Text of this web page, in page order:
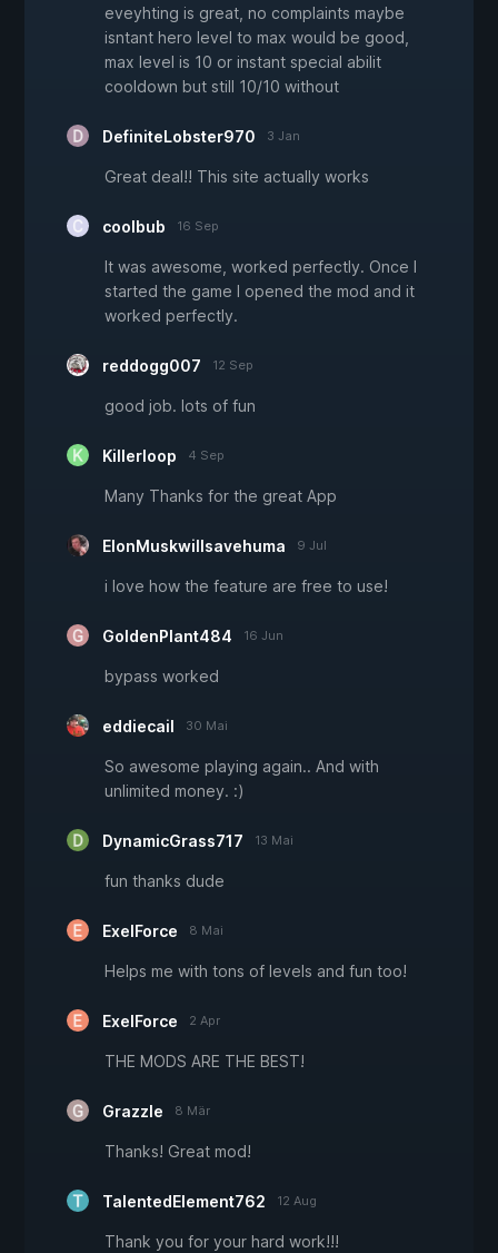
eveyhting is great, no complaints maybe
isntant hero level to max would be good,
max level is 10 or instant special abilit
cooldown but still 10/10 without
DefiniteLobster970 3 Jan
Great deal!! This site actually works
coolbub 16 Sep
It was awesome, worked perfectly. Once I
started the game I opened the mod and it
worked perfectly.
reddogg007 12 Sep
good job. lots of fun
Killerloop 4 Sep
Many Thanks for the great App
ElonMuskwillsavehuma 9 Jul
i love how the feature are free to use!
GoldenPlant484 16 Jun
bypass worked
eddiecail 30 Mai
So awesome playing again.. And with
unlimited money. :)
DynamicGrass717 13 Mai
fun thanks dude
ExelForce 8 Mai
Helps me with tons of levels and fun too!
ExelForce 2 Apr
THE MODS ARE THE BEST!
Grazzle 8 Mär
Thanks! Great mod!
TalentedElement762 12 Aug
Thank you for your hard work!!!